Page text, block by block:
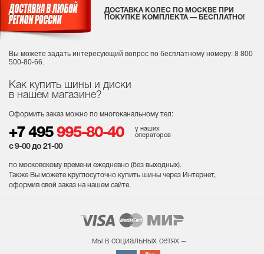
Как купить шины и диски
в нашем магазине?
Оформить заказ можно по многоканальному тел:
+7 495 995-80-40
у наших
операторов
с 9-00 до 21-00
по московскому времени ежедневно (без выходных).
Также Вы можете круглосуточно купить шины через Интернет,
оформив свой заказ на нашем сайте.
ДОСТАВКА КОЛЕС ПО МОСКВЕ ПРИ
ПОКУПКЕ КОМПЛЕКТА — БЕСПЛАТНО!
Вы можете задать интересующий вопрос по бесплатному номеру: 8 800
500-80-66.
мы в социальных сетях –